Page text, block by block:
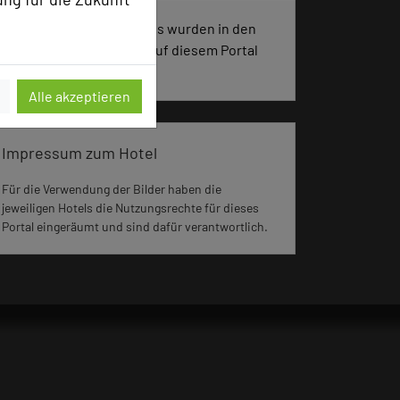
Alle akzeptieren
3464 Seiten dieses Hotels wurden in den
vergangenen 30 Tagen auf diesem Portal
aufgerufen.
Impressum zum Hotel
Für die Verwendung der Bilder haben die
jeweiligen Hotels die Nutzungsrechte für dieses
Portal eingeräumt und sind dafür verantwortlich.